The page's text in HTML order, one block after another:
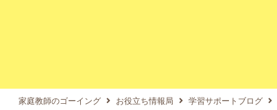
家庭教師のゴーイング お役立ち情報局 学習サポートブログ